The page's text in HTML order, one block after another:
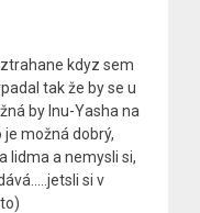
kdyz sem
tak že by se u
by Inu-Yasha na
je možná dobrý,
lidma a nemysli si,
si v